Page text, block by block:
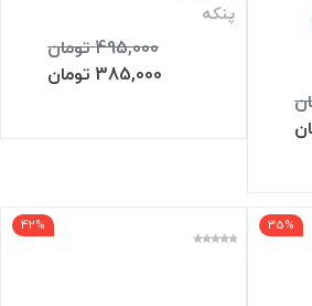
پنکه
495,000 تومان
385,000 تومان
35%
42%